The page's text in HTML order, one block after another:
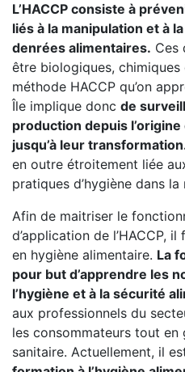
L’HACCP consiste à
liés à la manipulation et à
denrées alimentaires. Ces
être biologiques, chimiques
méthode HACCP qu’on
Île implique donc de
production depuis
jusqu’à leur
en outre étroitement liée
pratiques d’hygiène dans
Afin de maitriser le
d’application de l’HACCP,
en hygiène alimentaire. La
pour but d’apprendre les
l’hygiène et à la sécurité
aux professionnels du
les consommateurs tout
sanitaire. Actuellement, il